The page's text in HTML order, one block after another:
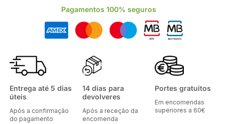
Pagamentos 100% seguros
Entrega até 5 dias
úteis
Após a confirmação
do pagamento
14 dias para
devolveres
Após a receção da
encomenda
Portes gratuitos
Em encomendas
superiores a 60€